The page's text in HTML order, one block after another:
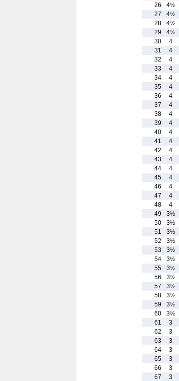
26
4½
27
4½
28
4½
29
4½
30
4
31
4
32
4
33
4
34
4
35
4
36
4
37
4
38
4
39
4
40
4
41
4
42
4
43
4
44
4
45
4
46
4
47
4
48
4
49
3½
50
3½
51
3½
52
3½
53
3½
54
3½
55
3½
56
3½
57
3½
58
3½
59
3½
60
3½
61
3
62
3
63
3
64
3
65
3
66
3
67
3